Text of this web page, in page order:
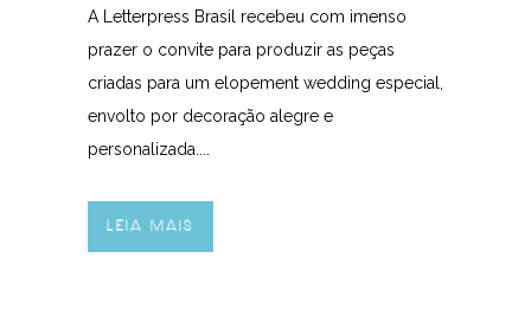
A Letterpress Brasil recebeu com imenso
prazer o convite para produzir as peças
criadas para um elopement wedding especial,
envolto por decoração alegre e
personalizada....
LEIA MAIS